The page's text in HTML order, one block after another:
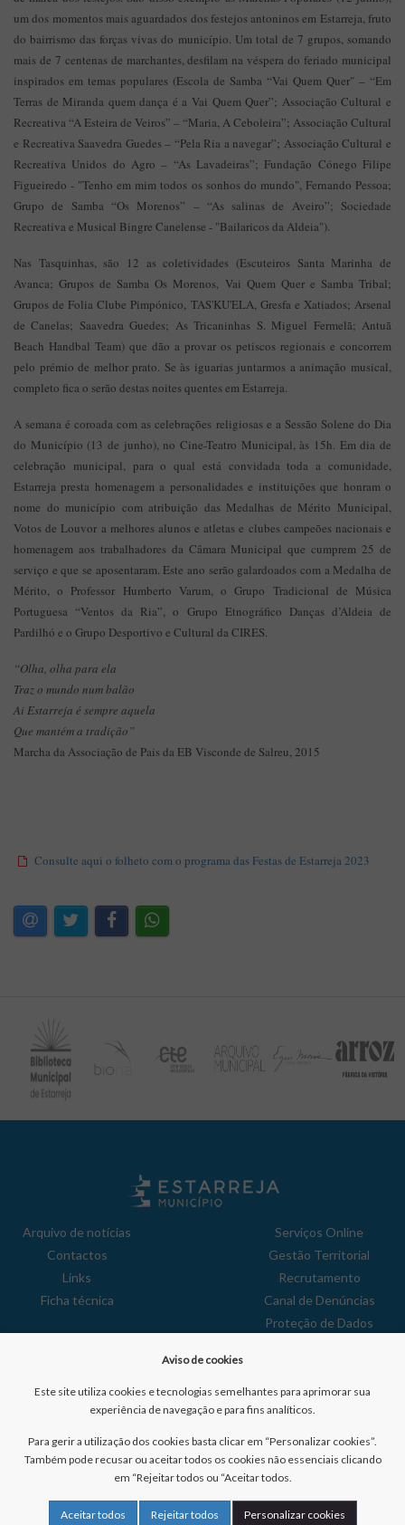
um dos momentos mais aguardados dos festejos antoninos em Estarreja, fruto
do bairrismo das forças vivas do município. Um total de 7 grupos, somando
mais de 7 centenas de marchantes, desfilam na véspera do feriado municipal
inspirados em temas populares (Escola de Samba “Vai Quem Quer" – “Em
Terras de Miranda quem dança é a Vai Quem Quer”; Associação Cultural e
Recreativa “A Esteira de Veiros” – “Maria, A Ceboleira”; Associação Cultural
e Recreativa Saavedra Guedes – “Pela Ria a navegar”; Associação Cultural e
Recreativa Unidos do Agro – “As Lavadeiras”; Fundação Cónego Filipe
Figueiredo - "Tenho em mim todos os sonhos do mundo", Fernando Pessoa;
Grupo de Samba “Os Morenos” – “As salinas de Aveiro”; Sociedade
Recreativa e Musical Bingre Canelense - "Bailaricos da Aldeia").
Nas Tasquinhas, são 12 as coletividades (Escuteiros Santa Marinha de
Avanca; Grupos de Samba Os Morenos, Vai Quem Quer e Samba Tribal;
Grupos de Folia Clube Pimpónico, TAS'KU'ELA, Gresfa e Xatiados; Arsenal
de Canelas; Saavedra Guedes; As Tricaninhas S. Miguel Fermelã; Antuã
Beach Handbal Team) que dão a provar os petiscos regionais e concorrem
pelo prémio de melhor prato. Se às iguarias juntarmos a animação musical,
completo fica o serão destas noites quentes em Estarreja.
A semana é coroada com as celebrações religiosas e a Sessão Solene do Dia
do Município (13 de junho), no Cine-Teatro Municipal, às 15h. Em dia de
celebração municipal, para o qual está convidada toda a comunidade,
Estarreja presta homenagem a personalidades e instituições que honram o
nome do município com atribuição das Medalhas de Mérito Municipal,
Votos de Louvor a melhores alunos e atletas e clubes campeões nacionais e
homenagem aos trabalhadores da Câmara Municipal que cumprem 25 de
serviço e que se aposentaram. Este ano serão galardoados com a Medalha de
Mérito, o Professor Humberto Varum, o Grupo Tradicional de Música
Portuguesa “Ventos da Ria”, o Grupo Etnográfico Danças d’Aldeia de
Pardilhó e o Grupo Desportivo e Cultural da CIRES.
“Olha, olha para ela
Traz o mundo num balão
Ai Estarreja é sempre aquela
Que mantém a tradição”
Marcha da Associação de Pais da EB Visconde de Salreu, 2015
Consulte aqui o folheto com o programa das Festas de Estarreja 2023
Arquivo de notícias
Contactos
Links
Ficha técnica
Serviços Online
Gestão Territorial
Recrutamento
Canal de Denúncias
Proteção de Dados
Reclamações
41029970
Aviso de cookies
Este site utiliza cookies e tecnologias semelhantes para aprimorar sua
experiência de navegação e para fins analíticos.
Para gerir a utilização dos cookies basta clicar em “Personalizar cookies”.
Também pode recusar ou aceitar todos os cookies não essenciais clicando
em “Rejeitar todos ou “Aceitar todos.
Aceitar todos Rejeitar todos Personalizar cookies